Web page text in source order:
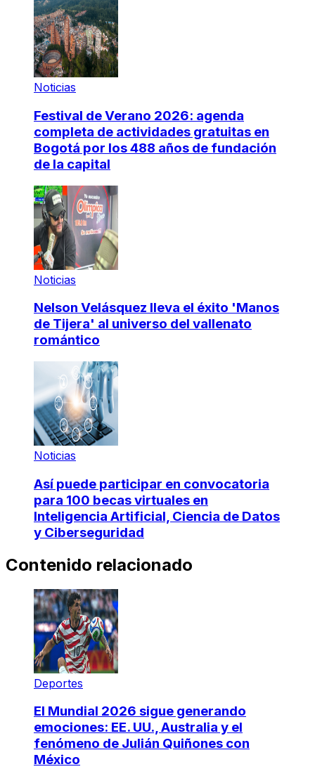
Noticias
Festival de Verano 2026: agenda
completa de actividades gratuitas en
Bogotá por los 488 años de fundación
de la capital
Noticias
Nelson Velásquez lleva el éxito 'Manos
de Tijera' al universo del vallenato
romántico
Noticias
Así puede participar en convocatoria
para 100 becas virtuales en
Inteligencia Artificial, Ciencia de Datos
y Ciberseguridad
Contenido relacionado
Deportes
El Mundial 2026 sigue generando
emociones: EE. UU., Australia y el
fenómeno de Julián Quiñones con
México